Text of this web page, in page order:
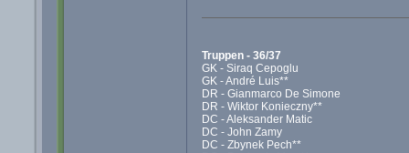
Truppen - 36/37
GK - Siraq Cepoglu
GK - André Luis**
DR - Gianmarco De Simone
DR - Wiktor Konieczny**
DC - Aleksander Matic
DC - John Zamy
DC - Zbynek Pech**